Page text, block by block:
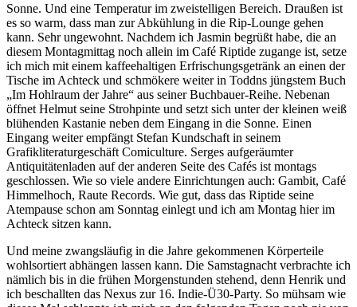
Sonne. Und eine Temperatur im zweistelligen Bereich. Draußen ist
es so warm, dass man zur Abkühlung in die Rip-Lounge gehen
kann. Sehr ungewohnt. Nachdem ich Jasmin begrüßt habe, die an
diesem Montagmittag noch allein im Café Riptide zugange ist, setze
ich mich mit einem kaffeehaltigen Erfrischungsgetränk an einen der
Tische im Achteck und schmökere weiter in Toddns jüngstem Buch
„Im Hohlraum der Jahre“ aus seiner Buchbauer-Reihe. Nebenan
öffnet Helmut seine Strohpinte und setzt sich unter der kleinen weiß
blühenden Kastanie neben dem Eingang in die Sonne. Einen
Eingang weiter empfängt Stefan Kundschaft in seinem
Grafikliteraturgeschäft Comiculture. Serges aufgeräumter
Antiquitätenladen auf der anderen Seite des Cafés ist montags
geschlossen. Wie so viele andere Einrichtungen auch: Gambit, Café
Himmelhoch, Raute Records. Wie gut, dass das Riptide seine
Atempause schon am Sonntag einlegt und ich am Montag hier im
Achteck sitzen kann.
Und meine zwangsläufig in die Jahre gekommenen Körperteile
wohlsortiert abhängen lassen kann. Die Samstagnacht verbrachte ich
nämlich bis in die frühen Morgenstunden stehend, denn Henrik und
ich beschallten das Nexus zur 16. Indie-Ü30-Party. So mühsam wie